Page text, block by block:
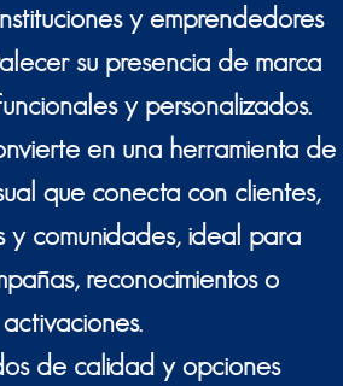
y emprendedores
su presencia de marca
y personalizados.
en una herramienta de
que conecta con clientes,
y comunidades, ideal para
reconocimientos o
activaciones.
de calidad y opciones